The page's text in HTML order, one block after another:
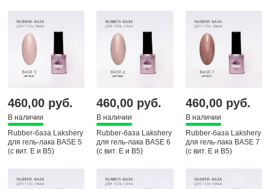
460,00 руб.
В наличии
Rubber-база Lakshery
для гель-лака BASE 5
(с вит. E и В5)
460,00 руб.
В наличии
Rubber-база Lakshery
для гель-лака BASE 6
(с вит. E и В5)
460,00 руб.
В наличии
Rubber-база Lakshery
для гель-лака BASE 7
(с вит. E и В5)